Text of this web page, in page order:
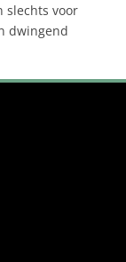
slechts voor
dwingend